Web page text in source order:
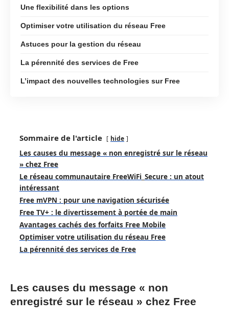
Une flexibilité dans les options
Optimiser votre utilisation du réseau Free
Astuces pour la gestion du réseau
La pérennité des services de Free
L’impact des nouvelles technologies sur Free
Sommaire de l'article hide
Les causes du message « non enregistré sur le réseau
» chez Free
Le réseau communautaire FreeWiFi_Secure : un atout
intéressant
Free mVPN : pour une navigation sécurisée
Free TV+ : le divertissement à portée de main
Avantages cachés des forfaits Free Mobile
Optimiser votre utilisation du réseau Free
La pérennité des services de Free
Les causes du message « non
enregistré sur le réseau » chez Free